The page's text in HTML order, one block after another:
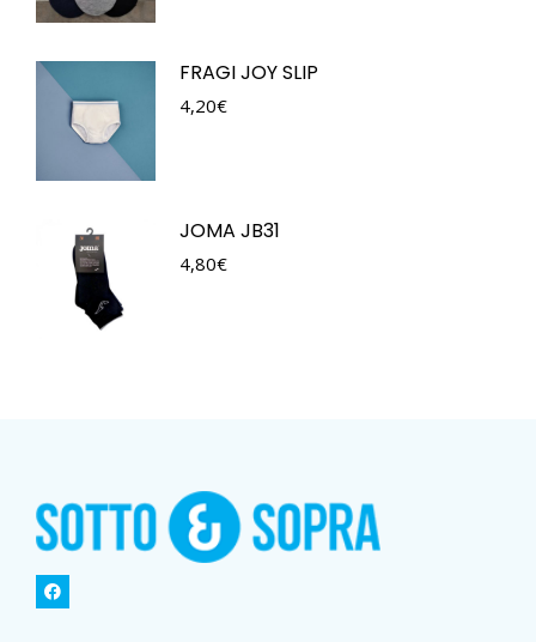
FRAGI JOY SLIP
4,20€
JOMA JB31
4,80€